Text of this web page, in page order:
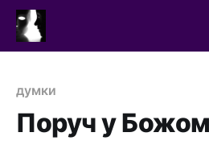
думки
Поруч у